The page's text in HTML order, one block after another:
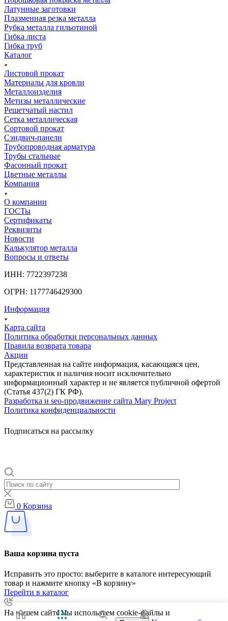
Латунные заготовки
Плазменная резка металла
Рубка металла гильотиной
Гибка листа
Гибка труб
Каталог
Листовой прокат
Материалы для кровли
Металлоизделия
Метизы металлические
Решетчатый настил
Сетка металлическая
Сортовой прокат
Сэндвич-панели
Трубопроводная арматура
Трубы стальные
Фасонный прокат
Цветные металлы
Компания
О компании
ГОСТы
Сертификаты
Реквизиты
Новости
Калькулятор металла
Вопросы и ответы
ИНН: 7722397238
ОГРН: 1177746429300
Информация
Карта сайта
Политика обработки персональных данных
Правила возврата товара
Акции
Представленная на сайте информация, касающаяся цен,
характеристик и наличия носит исключительно
информационный характер и не является публичной офертой
(Статья 437(2) ГК РФ).
Разработка и seo-продвижение сайта Mary Project
Политика конфиденциальности
Подписаться на рассылку
0 Корзина
Ваша корзина пуста
Исправить это просто: выберите в каталоге интересующий
товар и нажмите кнопку «В корзину»
Перейти в каталог
На нашем сайте мы используем cookie-файлы и